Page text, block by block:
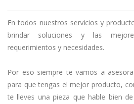
En todos nuestros servicios y
brindar soluciones y las
requerimientos y necesidades.
Por eso siempre te vamos a
para que tengas el mejor producto,
te lleves una pieza que hable bien